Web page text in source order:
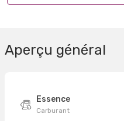
Aperçu général
Essence
Carburant